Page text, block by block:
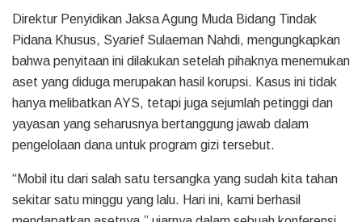
Direktur Penyidikan Jaksa Agung Muda Bidang Tindak
Pidana Khusus, Syarief Sulaeman Nahdi, mengungkapkan
bahwa penyitaan ini dilakukan setelah pihaknya menemukan
aset yang diduga merupakan hasil korupsi. Kasus ini tidak
hanya melibatkan AYS, tetapi juga sejumlah petinggi dan
yayasan yang seharusnya bertanggung jawab dalam
pengelolaan dana untuk program gizi tersebut.
“Mobil itu dari salah satu tersangka yang sudah kita tahan
sekitar satu minggu yang lalu. Hari ini, kami berhasil